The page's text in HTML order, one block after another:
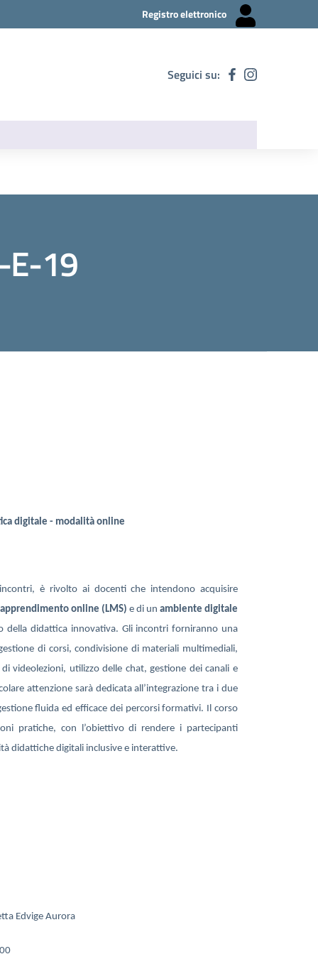
Registro elettronico
Seguici su:
E-19
digitale - modalità online
è rivolto ai docenti che intendono acquisire
online (LMS) e di un ambiente digitale
della didattica innovativa. Gli incontri forniranno una
di corsi, condivisione di materiali multimediali,
videolezioni, utilizzo delle chat, gestione dei canali e
attenzione sarà dedicata all’integrazione tra i due
fluida ed efficace dei percorsi formativi. Il corso
pratiche, con l’obiettivo di rendere i partecipanti
didattiche digitali inclusive e interattive.
Edvige Aurora